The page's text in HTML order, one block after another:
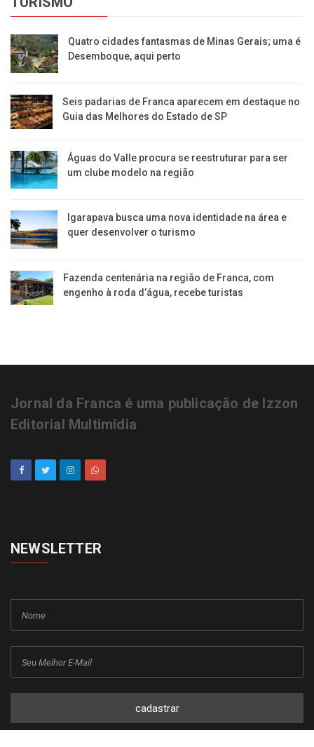
Quatro cidades fantasmas de Minas Gerais; uma é
Desemboque, aqui perto
Seis padarias de Franca aparecem em destaque no
Guia das Melhores do Estado de SP
​Águas do Valle procura se reestruturar para ser
um clube modelo na região
​Igarapava busca uma nova identidade na área e
quer desenvolver o turismo
Fazenda centenária na região de Franca, com
engenho à roda d’água, recebe turistas
Jornal da Franca é uma publicação de Izzon
Editorial Multimídia
NEWSLETTER
cadastrar